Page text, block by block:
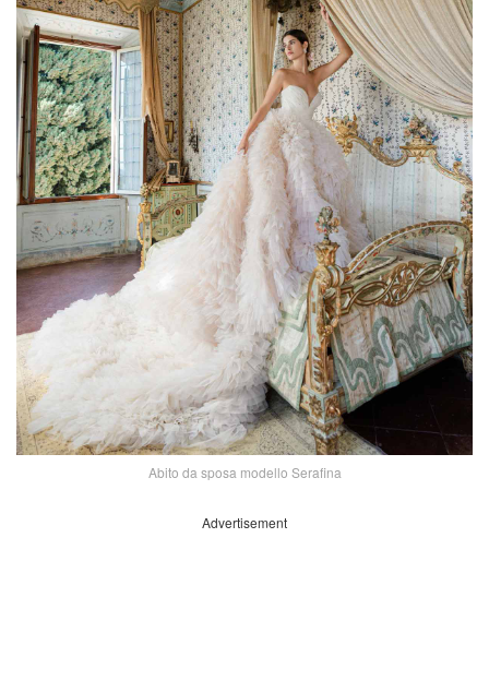
Abito da sposa modello Serafina
Advertisement